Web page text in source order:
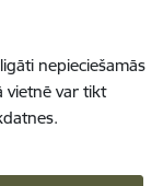
nepieciešamās
vietnē var tikt